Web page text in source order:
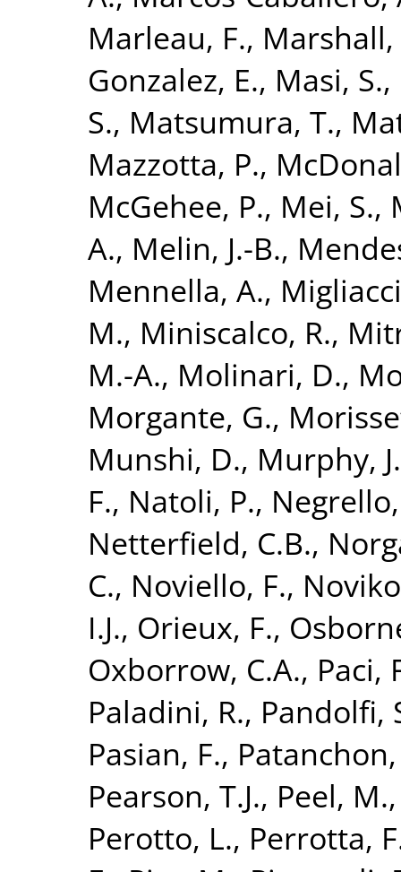
Marleau, F., Marshall,
Gonzalez, E., Masi, S.,
S., Matsumura, T.,
Mazzotta, P.,
McGehee, P., Mei, S.,
A., Melin, J.-B.,
Mennella, A.,
M., Miniscalco, R.,
M.-A., Molinari, D.,
Morgante, G.,
Munshi, D., Murphy,
F., Natoli, P.,
Netterfield, C.B.,
C., Noviello, F.,
I.J., Orieux, F.,
Oxborrow, C.A., Paci,
Paladini, R., Pandolfi,
Pasian, F.,
Pearson, T.J., Peel, M.
Perotto, L., Perrotta,